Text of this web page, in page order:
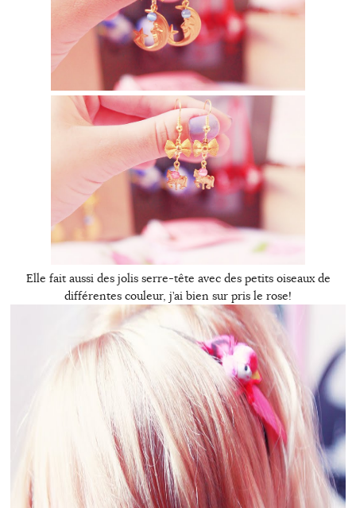
Elle fait aussi des jolis serre-tête avec des petits oiseaux de
différentes couleur, j’ai bien sur pris le rose!